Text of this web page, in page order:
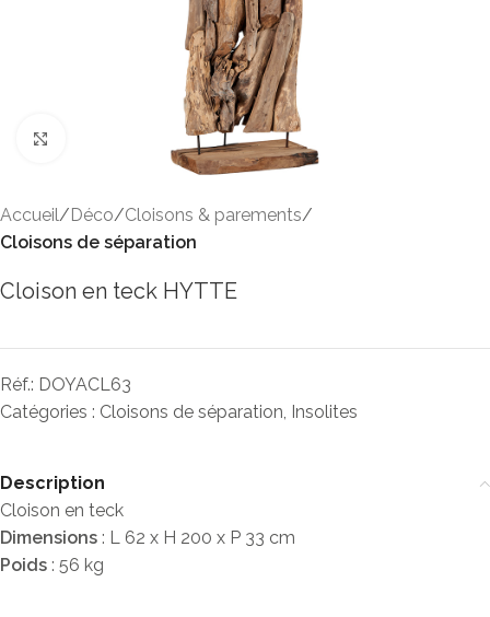
Click to enlarge
Accueil Déco
Cloisons & parements
Cloisons de séparation
Cloison en teck HYTTE
Réf.: DOYACL63
Catégories : Cloisons de séparation, Insolites
Description
Cloison en teck
Dimensions : L 62 x H 200 x P 33 cm
Poids : 56 kg